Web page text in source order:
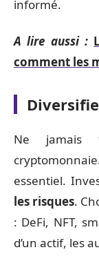
informé.
A lire aussi :
comment les
Ne jamais
essentiel.
les risques.
: DeFi, NFT,
d’un actif, les